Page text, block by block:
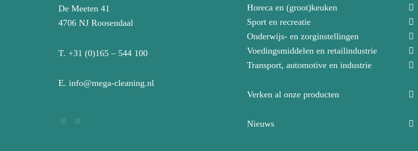
De Meeten 41
4706 NJ Roosendaal
T. +31 (0)165 – 544 100
E. info@mega-cleaning.nl
Horeca en (groot)keuken
Sport en recreatie
Onderwijs- en zorginstellingen
Voedingsmiddelen en retailindustrie
Transport, automotive en industrie
Verken al onze producten
Nieuws